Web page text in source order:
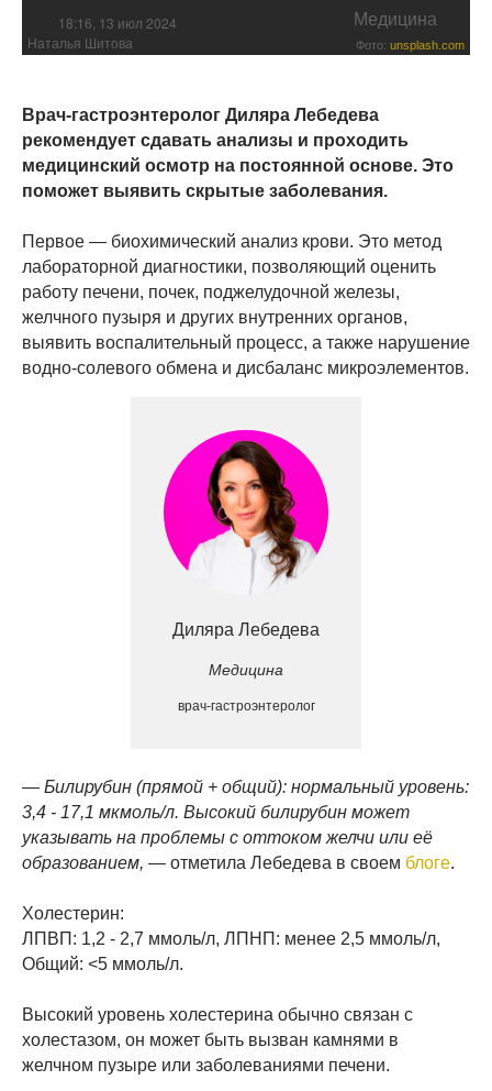
18:16, 13 июл 2024 Медицина
Наталья Шитова Фото: unsplash.com
Врач-гастроэнтеролог Диляра Лебедева
рекомендует сдавать анализы и проходить
медицинский осмотр на постоянной основе. Это
поможет выявить скрытые заболевания.
Первое — биохимический анализ крови. Это метод
лабораторной диагностики, позволяющий оценить
работу печени, почек, поджелудочной железы,
желчного пузыря и других внутренних органов,
выявить воспалительный процесс, а также нарушение
водно-солевого обмена и дисбаланс микроэлементов.
Диляра Лебедева
Медицина
врач-гастроэнтеролог
— Билирубин (прямой + общий): нормальный уровень:
3,4 - 17,1 мкмоль/л. Высокий билирубин может
указывать на проблемы с оттоком желчи или её
образованием, — отметила Лебедева в своем блоге.
Холестерин:
ЛПВП: 1,2 - 2,7 ммоль/л, ЛПНП: менее 2,5 ммоль/л,
Общий: <5 ммоль/л.
Высокий уровень холестерина обычно связан с
холестазом, он может быть вызван камнями в
желчном пузыре или заболеваниями печени.